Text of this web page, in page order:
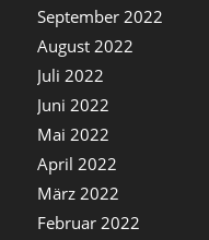
September 2022
August 2022
Juli 2022
Juni 2022
Mai 2022
April 2022
März 2022
Februar 2022